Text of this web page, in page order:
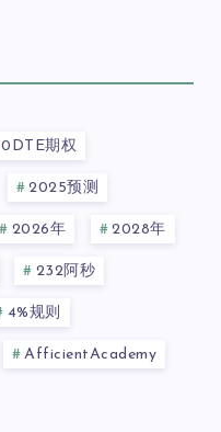
0DTE期权
2025预测
2026年 2028年
232阿秒
4%规则
AfficientAcademy